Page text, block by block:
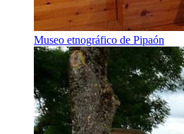
Museo etnográfico de Pipaón